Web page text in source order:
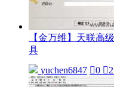
【金万维】天联高
具
yuchen6847 0 